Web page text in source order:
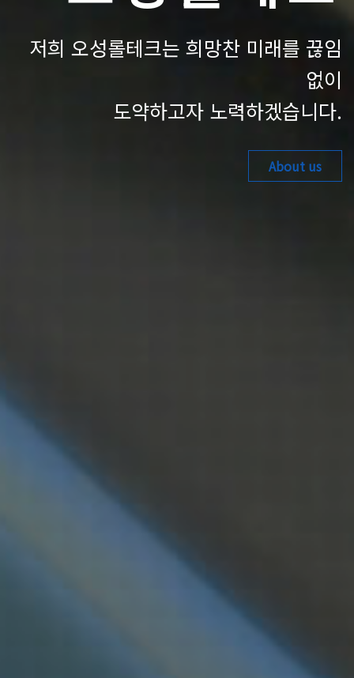
저희 오성롤테크는 희망찬 미래를 끊임
없이
도약하고자 노력하겠습니다.
About us